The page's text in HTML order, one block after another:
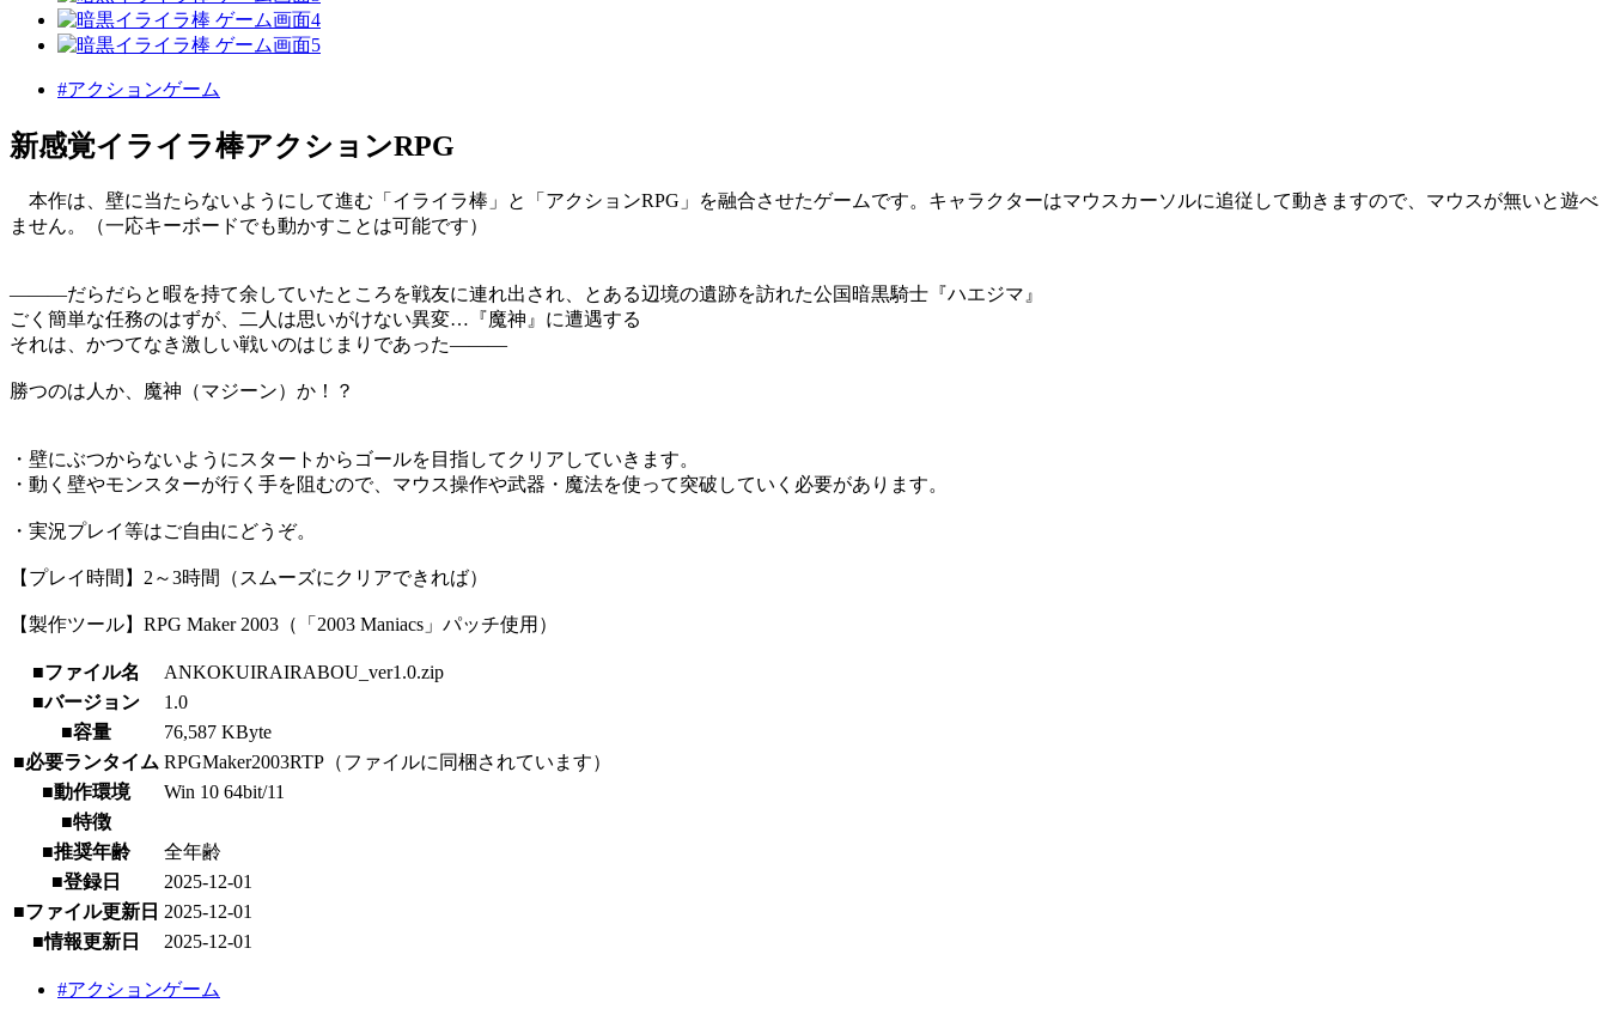
#アクションゲーム
新感覚イライラ棒アクションRPG
本作は、壁に当たらないようにして進む「イライラ棒」と「アクションRPG」を融合させたゲームです。キャラクターはマウスカーソルに追従して動きますので、マウスが無いと遊べ
ません。（一応キーボードでも動かすことは可能です）
―――だらだらと暇を持て余していたところを戦友に連れ出され、とある辺境の遺跡を訪れた公国暗黒騎士『ハエジマ』
ごく簡単な任務のはずが、二人は思いがけない異変…『魔神』に遭遇する
それは、かつてなき激しい戦いのはじまりであった―――
勝つのは人か、魔神（マジーン）か！？
・壁にぶつからないようにスタートからゴールを目指してクリアしていきます。
・動く壁やモンスターが行く手を阻むので、マウス操作や武器・魔法を使って突破していく必要があります。
・実況プレイ等はご自由にどうぞ。
【プレイ時間】2～3時間（スムーズにクリアできれば）
【製作ツール】RPG Maker 2003（「2003 Maniacs」パッチ使用）
■ファイル名
ANKOKUIRAIRABOU_ver1.0.zip
■バージョン
1.0
■容量
76,587 KByte
■必要ランタイム RPGMaker2003RTP（ファイルに同梱されています）
■動作環境
Win 10 64bit/11
■特徴
■推奨年齢
全年齢
■登録日
2025-12-01
■ファイル更新日 2025-12-01
■情報更新日
2025-12-01
#アクションゲーム